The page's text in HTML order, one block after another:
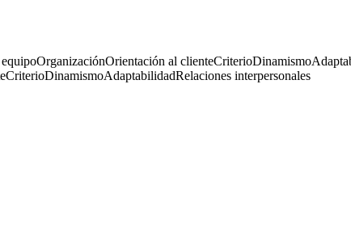
OrganizaciónOrientación al clienteCriterioDinamismo
CriterioDinamismoAdaptabilidadRelaciones interpersonales